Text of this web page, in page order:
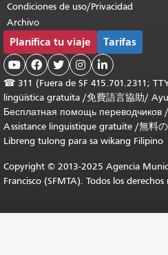
Condiciones de uso/Privacidad
Archivo
Planifica tu viaje Tarifas
    
☎ 311 (Fuera de SF 415.701.2311;
lingüística gratuita /免費語言協助/
Бесплатная помощь переводчиков /
Assistance linguistique gratuite /無料
Libreng tulong para sa wikang Filipino
Copyright © 2013-2025 Agencia
Francisco (SFMTA). Todos los derechos